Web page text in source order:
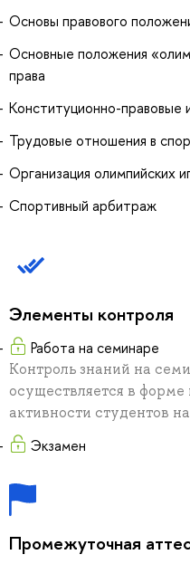
Основы правового
Основные положения
права
Конституционно-правовые
Трудовые отношения в
Организация олимпийских
Спортивный арбитраж
Элементы контроля
Работа на семинаре
Контроль знаний на
осуществляется в
активности студентов
Экзамен
Промежуточная